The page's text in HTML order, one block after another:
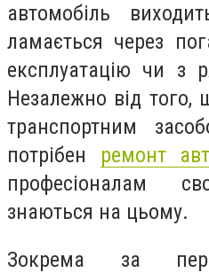
автомобіль
ламається через
експлуатацію чи з
Незалежно від
транспортним
потрібен ремонт
професіоналам
знаються на цьому.
Зокрема за